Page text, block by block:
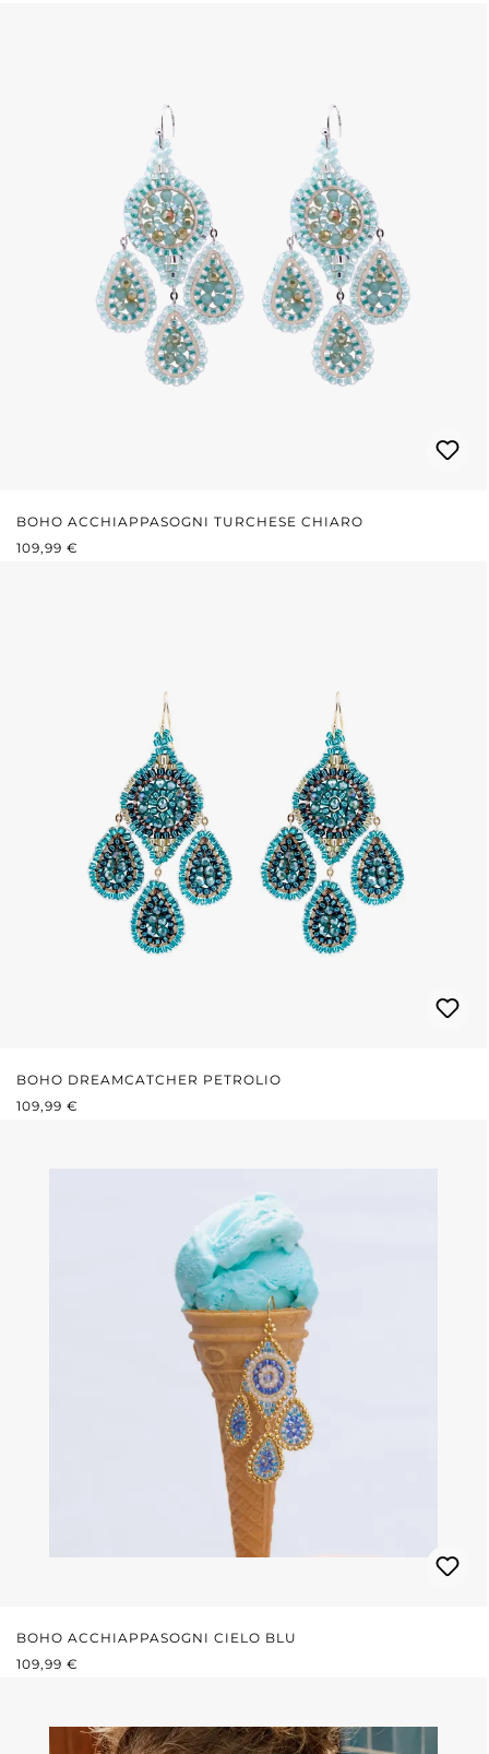
BOHO ACCHIAPPASOGNI TURCHESE CHIARO
PREZZO NORMALE:
109,99 €
BOHO DREAMCATCHER PETROLIO
PREZZO NORMALE:
109,99 €
BOHO ACCHIAPPASOGNI CIELO BLU
PREZZO NORMALE:
109,99 €